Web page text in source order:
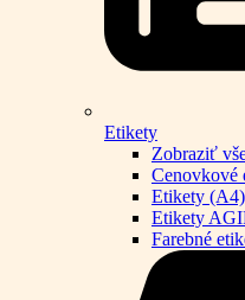
Etikety
Zobraziť
Cenovkové
Etikety (A4)
Etikety
Farebné